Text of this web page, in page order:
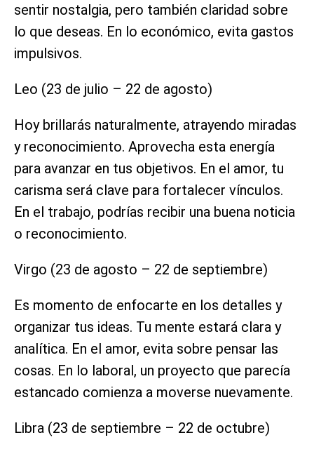
sentir nostalgia, pero también claridad sobre
lo que deseas. En lo económico, evita gastos
impulsivos.
Leo (23 de julio – 22 de agosto)
Hoy brillarás naturalmente, atrayendo miradas
y reconocimiento. Aprovecha esta energía
para avanzar en tus objetivos. En el amor, tu
carisma será clave para fortalecer vínculos.
En el trabajo, podrías recibir una buena noticia
o reconocimiento.
Virgo (23 de agosto – 22 de septiembre)
Es momento de enfocarte en los detalles y
organizar tus ideas. Tu mente estará clara y
analítica. En el amor, evita sobre pensar las
cosas. En lo laboral, un proyecto que parecía
estancado comienza a moverse nuevamente.
Libra (23 de septiembre – 22 de octubre)